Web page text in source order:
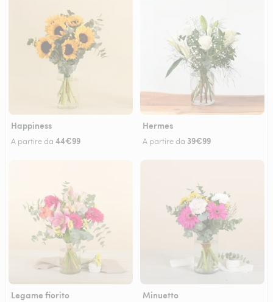
Happiness
A partire da 44€99
Hermes
A partire da 39€99
Legame fiorito Minuetto